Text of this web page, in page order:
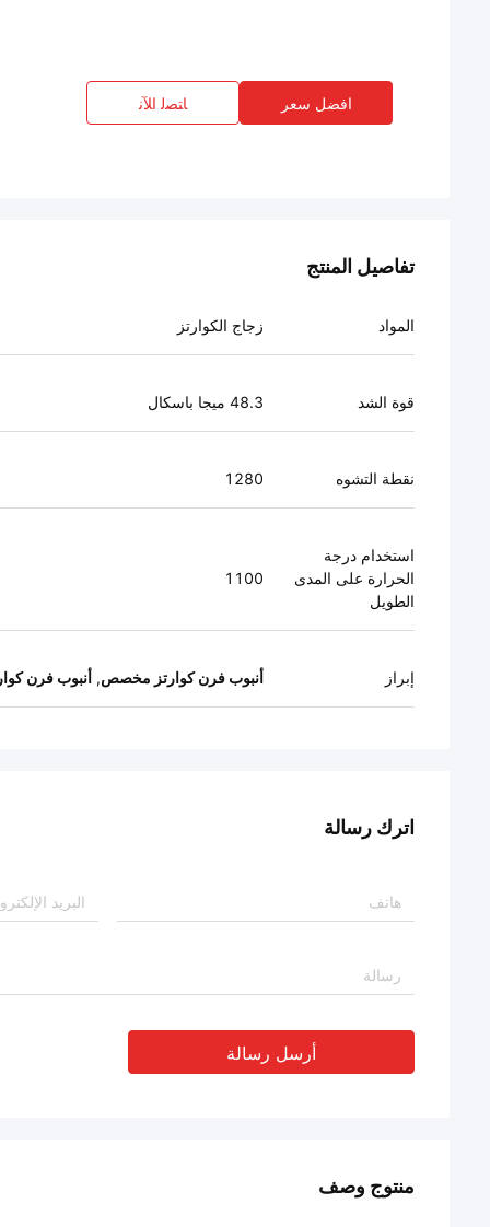
افضل سعر ﺎﺘﺼﻟ ﺍﻶﻧ
تفاصيل المنتج
المواد زجاج الكوارتز
قوة الشد 48.3 ميجا باسكال
نقطة التشوه 1280
استخدام درجة
الحرارة على المدى
الطويل
1100
إبراز أنبوب فرن كوارتز مخصص, أنبوب فرن
اترك رسالة
أرسل رسالة
منتوج وصف